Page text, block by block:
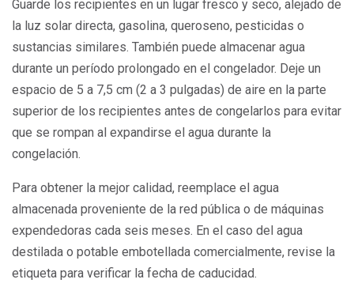
Guarde los recipientes en un lugar fresco y seco, alejado de
la luz solar directa, gasolina, queroseno, pesticidas o
sustancias similares. También puede almacenar agua
durante un período prolongado en el congelador. Deje un
espacio de 5 a 7,5 cm (2 a 3 pulgadas) de aire en la parte
superior de los recipientes antes de congelarlos para evitar
que se rompan al expandirse el agua durante la
congelación.
Para obtener la mejor calidad, reemplace el agua
almacenada proveniente de la red pública o de máquinas
expendedoras cada seis meses. En el caso del agua
destilada o potable embotellada comercialmente, revise la
etiqueta para verificar la fecha de caducidad.